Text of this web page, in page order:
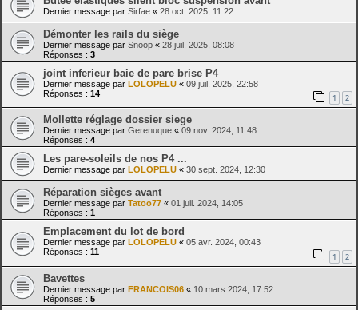
Dernier message par Sirfae « 28 oct. 2025, 11:22
Démonter les rails du siège
Dernier message par Snoop « 28 juil. 2025, 08:08
Réponses : 3
joint inferieur baie de pare brise P4
Dernier message par LOLOPELU « 09 juil. 2025, 22:58
Réponses : 14 1 2
Mollette réglage dossier siege
Dernier message par Gerenuque « 09 nov. 2024, 11:48
Réponses : 4
Les pare-soleils de nos P4 ...
Dernier message par LOLOPELU « 30 sept. 2024, 12:30
Réparation sièges avant
Dernier message par Tatoo77 « 01 juil. 2024, 14:05
Réponses : 1
Emplacement du lot de bord
Dernier message par LOLOPELU « 05 avr. 2024, 00:43
Réponses : 11 1 2
Bavettes
Dernier message par FRANCOIS06 « 10 mars 2024, 17:52
Réponses : 5